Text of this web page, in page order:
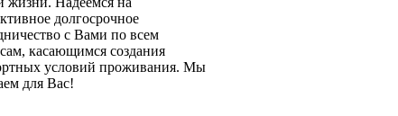
долгосрочное
с Вами по всем
касающимся создания
условий проживания. Мы
для Вас!